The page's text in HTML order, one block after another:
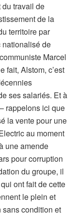
travail de
de la
territoire par
nationalisé de
Marcel
fait, Alstom, c’est
ses salariés. Et à
rappelons ici que
la vente pour une
au moment
une amende
pour corruption
du groupe, il
ont fait de cette
le plein et
condition et